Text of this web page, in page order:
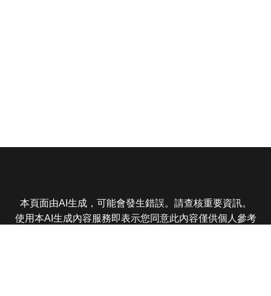
本頁面由AI生成，可能會發生錯誤。請查核重要資訊。
使用本AI生成內容服務即表示您同意此內容僅供個人參考